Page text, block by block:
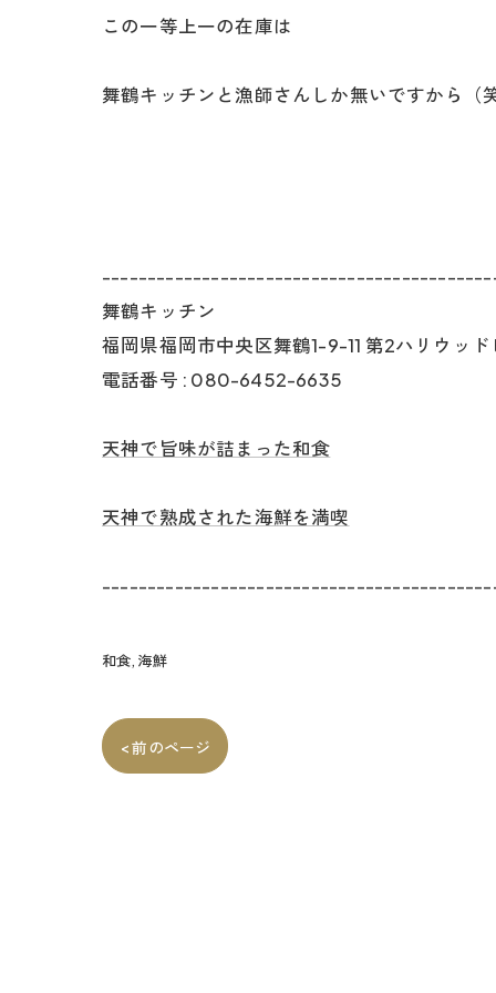
この一等上一の在庫は
舞鶴キッチンと漁師さんしか無いですから（笑
舞鶴キッチン
福岡県福岡市中央区舞鶴1-9-11 第2ハリウッド
電話番号 : 080-6452-6635
天神で旨味が詰まった和食
天神で熟成された海鮮を満喫
和食 海鮮
< 前のページ